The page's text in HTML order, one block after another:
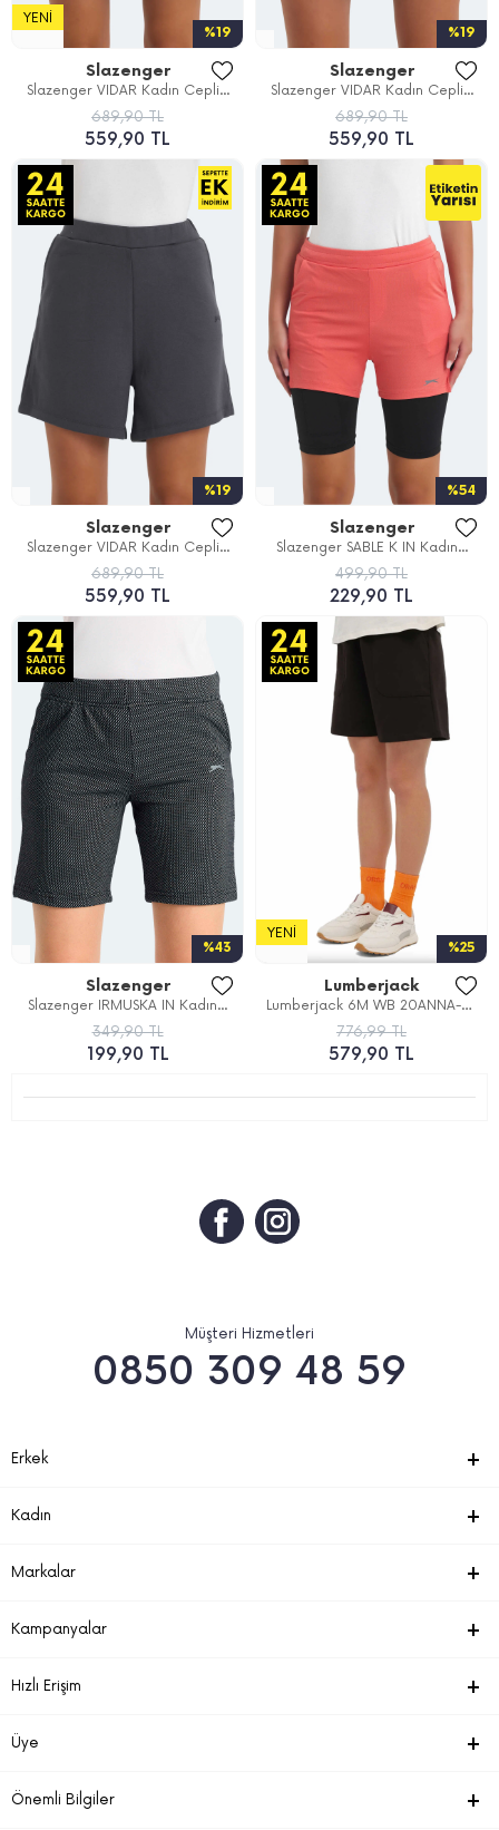
%19
YENI
Slazenger
Slazenger VIDAR Kadın Cepli...
689,90 TL
559,90 TL
%19
Slazenger
Slazenger VIDAR Kadın Cepli...
689,90 TL
559,90 TL
%19
Slazenger
Slazenger VIDAR Kadın Cepli...
689,90 TL
559,90 TL
%54
Slazenger
Slazenger SABLE K IN Kadın...
499,90 TL
229,90 TL
%43
Slazenger
Slazenger IRMUSKA IN Kadın...
349,90 TL
199,90 TL
%25
YENI
Lumberjack
Lumberjack 6M WB 20ANNA-S...
776,99 TL
579,90 TL
Müşteri Hizmetleri
0850 309 48 59
Erkek
Kadın
Markalar
Kampanyalar
Hızlı Erişim
Üye
Önemli Bilgiler